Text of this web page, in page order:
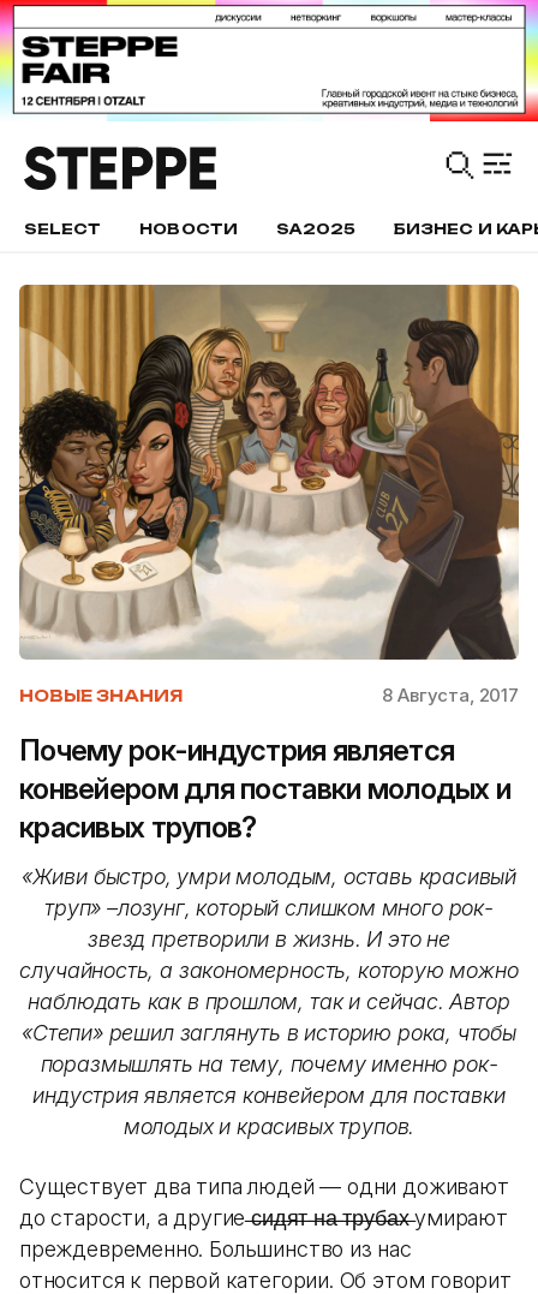
SELECT НОВОСТИ SA2025 БИЗНЕС И
НОВЫЕ ЗНАНИЯ 8 Августа, 2017
Почему рок-индустрия является
конвейером для поставки молодых и
красивых трупов?
«Живи быстро, умри молодым, оставь красивый
труп» –лозунг, который слишком много рок-
звезд претворили в жизнь. И это не
случайность, а закономерность, которую можно
наблюдать как в прошлом, так и сейчас. Автор
«Степи» решил заглянуть в историю рока, чтобы
поразмышлять на тему, почему именно рок-
индустрия является конвейером для поставки
молодых и красивых трупов.
Существует два типа людей — одни доживают
до старости, а другие ̶с̶и̶д̶я̶т̶ ̶н̶а̶ ̶т̶р̶у̶б̶а̶х̶ умирают
преждевременно. Большинство из нас
относится к первой категории. Об этом говорит